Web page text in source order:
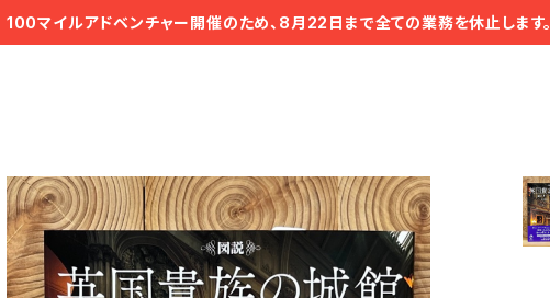
100マイルアドベンチャー開催のため、8月22日まで全ての業務を休止します。